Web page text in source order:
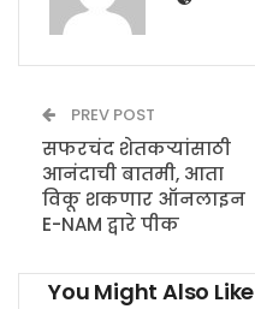
PREV POST
सफरचंद शेतकऱ्यांसाठी
आनंदाची बातमी, आता
विकू शकणार ऑनलाइन
E-NAM द्वारे पीक
You Might Also Like